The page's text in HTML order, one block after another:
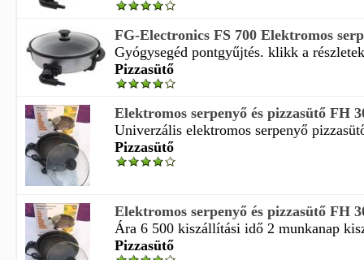
FG-Electronics FS 700 Elektromos
Gyógysegéd pontgyűjtés. klikk a
Pizzasütő
Elektromos serpenyő és pizzasütő FH
Univerzális elektromos serpenyő
Pizzasütő
Elektromos serpenyő és pizzasütő FH
Ára 6 500 kiszállítási idő 2 munkanap
Pizzasütő